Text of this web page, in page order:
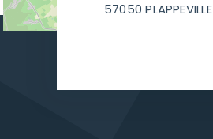
57050 PLAPPEVILLE